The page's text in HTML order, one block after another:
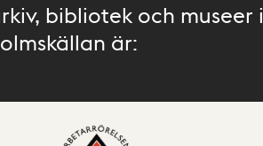
bibliotek och museer i
är: